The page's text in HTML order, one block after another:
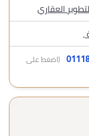
العقاري
,
(اضغط على